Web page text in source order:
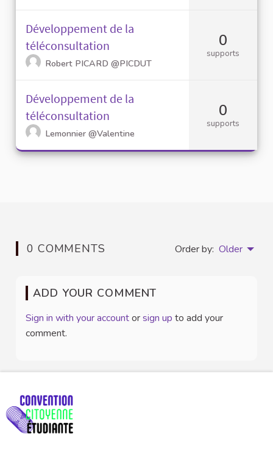
Développement de la
téléconsultation
Robert PICARD @PICDUT
0
supports
Développement de la
téléconsultation
Lemonnier @Valentine
0
supports
0 COMMENTS Order by: Older
ADD YOUR COMMENT
Sign in with your accountorsign up to add your
comment.